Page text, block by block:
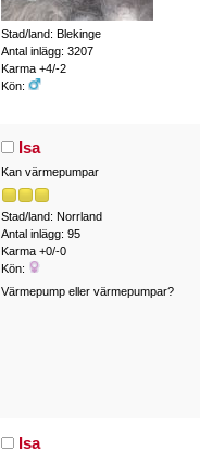
Stad/land: Blekinge
Antal inlägg: 3207
Karma +4/-2
Kön:
Isa
Kan värmepumpar
Stad/land: Norrland
Antal inlägg: 95
Karma +0/-0
Kön:
Värmepump eller värmepumpar?
Isa